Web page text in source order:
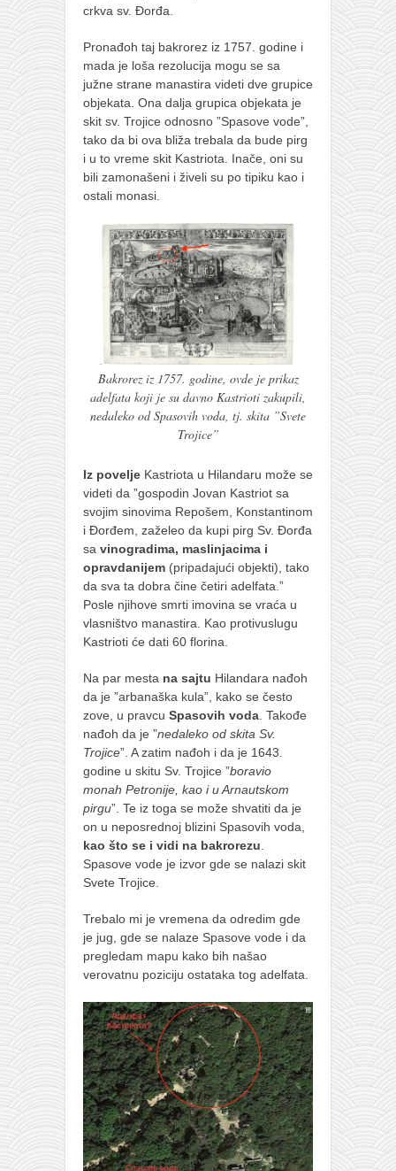
crkva sv. Đorđa.
Pronađoh taj bakrorez iz 1757. godine i
mada je loša rezolucija mogu se sa
južne strane manastira videti dve grupice
objekata. Ona dalja grupica objekata je
skit sv. Trojice odnosno ”Spasove vode”,
tako da bi ova bliža trebala da bude pirg
i u to vreme skit Kastriota. Inače, oni su
bili zamonašeni i živeli su po tipiku kao i
ostali monasi.
Bakrorez iz 1757. godine, ovde je prikaz
adelfata koji je su davno Kastrioti zakupili,
nedaleko od Spasovih voda, tj. skita ”Svete
Trojice”
Iz povelje Kastriota u Hilandaru može se
videti da ”gospodin Jovan Kastriot sa
svojim sinovima Repošem, Konstantinom
i Đorđem, zaželeo da kupi pirg Sv. Đorđa
sa vinogradima, maslinjacima i
opravdanijem (pripadajući objekti), tako
da sva ta dobra čine četiri adelfata.”
Posle njihove smrti imovina se vraća u
vlasništvo manastira. Kao protivuslugu
Kastrioti će dati 60 florina.
Na par mesta na sajtu Hilandara nađoh
da je ”arbanaška kula”, kako se često
zove, u pravcu Spasovih voda. Takođe
nađoh da je ”nedaleko od skita Sv.
Trojice”. A zatim nađoh i da je 1643.
godine u skitu Sv. Trojice ”boravio
monah Petronije, kao i u Arnautskom
pirgu”. Te iz toga se može shvatiti da je
on u neposrednoj blizini Spasovih voda,
kao što se i vidi na bakrorezu.
Spasove vode je izvor gde se nalazi skit
Svete Trojice.
Trebalo mi je vremena da odredim gde
je jug, gde se nalaze Spasove vode i da
pregledam mapu kako bih našao
verovatnu poziciju ostataka tog adelfata.